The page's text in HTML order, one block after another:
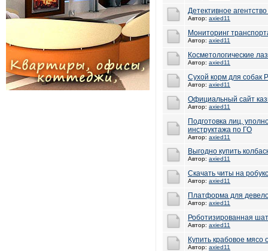
Детективное
Автор: axied11
Мониторинг
Автор: axied11
Косметологические
Автор: axied11
Сухой корм для собак
Автор: axied11
Официальный сайт
Автор: axied11
Подготовка лиц,
инструктажа по ГО
Автор: axied11
Выгодно купить
Автор: axied11
Скачать читы на
Автор: axied11
Платформа для
Автор: axied11
Роботизированная
Автор: axied11
Купить крабовое мясо
Автор: axied11